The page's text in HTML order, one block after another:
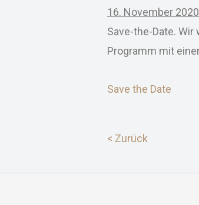
16. November
Save-the-Date.
Programm mit
Save the Date
< Zurück